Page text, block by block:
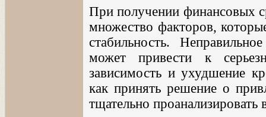
При получении финансовых
множество факторов,
стабильность.
может привести к
зависимость и ухудшение
как принять решение о
тщательно